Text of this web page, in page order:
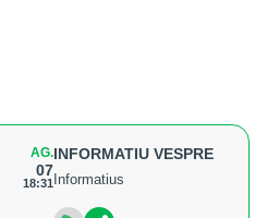
AG.
07
18:31
INFORMATIU VESPRE
Informatius